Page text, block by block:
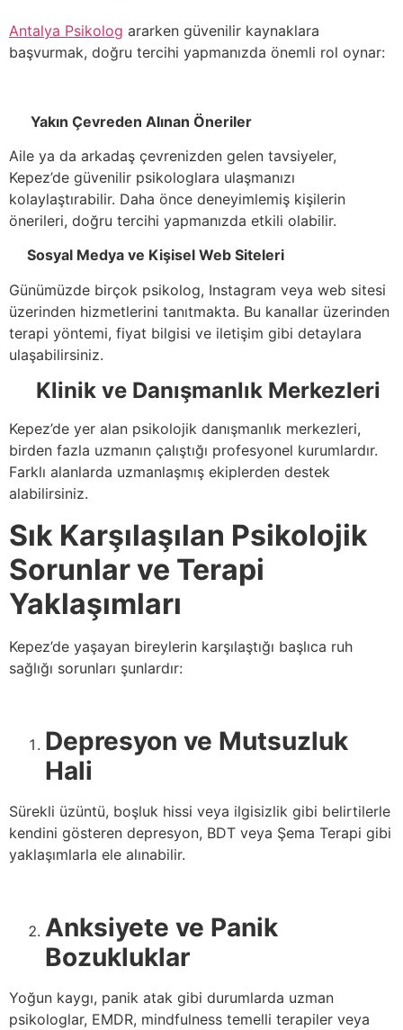
Antalya Psikolog ararken güvenilir kaynaklara
başvurmak, doğru tercihi yapmanızda önemli rol oynar:
Yakın Çevreden Alınan Öneriler
Aile ya da arkadaş çevrenizden gelen tavsiyeler,
Kepez’de güvenilir psikologlara ulaşmanızı
kolaylaştırabilir. Daha önce deneyimlemiş kişilerin
önerileri, doğru tercihi yapmanızda etkili olabilir.
Sosyal Medya ve Kişisel Web Siteleri
Günümüzde birçok psikolog, Instagram veya web sitesi
üzerinden hizmetlerini tanıtmakta. Bu kanallar üzerinden
terapi yöntemi, fiyat bilgisi ve iletişim gibi detaylara
ulaşabilirsiniz.
Klinik ve Danışmanlık Merkezleri
Kepez’de yer alan psikolojik danışmanlık merkezleri,
birden fazla uzmanın çalıştığı profesyonel kurumlardır.
Farklı alanlarda uzmanlaşmış ekiplerden destek
alabilirsiniz.
Sık Karşılaşılan Psikolojik
Sorunlar ve Terapi
Yaklaşımları
Kepez’de yaşayan bireylerin karşılaştığı başlıca ruh
sağlığı sorunları şunlardır:
Depresyon ve Mutsuzluk
Hali
Sürekli üzüntü, boşluk hissi veya ilgisizlik gibi belirtilerle
kendini gösteren depresyon, BDT veya Şema Terapi gibi
yaklaşımlarla ele alınabilir.
Anksiyete ve Panik
Bozukluklar
Yoğun kaygı, panik atak gibi durumlarda uzman
psikologlar, EMDR, mindfulness temelli terapiler veya